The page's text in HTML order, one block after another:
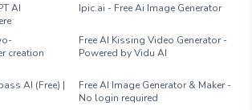
AI
Ipic.ai - Free Ai Image Generator
creation
Free AI Kissing Video Generator -
Powered by Vidu AI
AI (Free) |
Free AI Image Generator & Maker -
No login required